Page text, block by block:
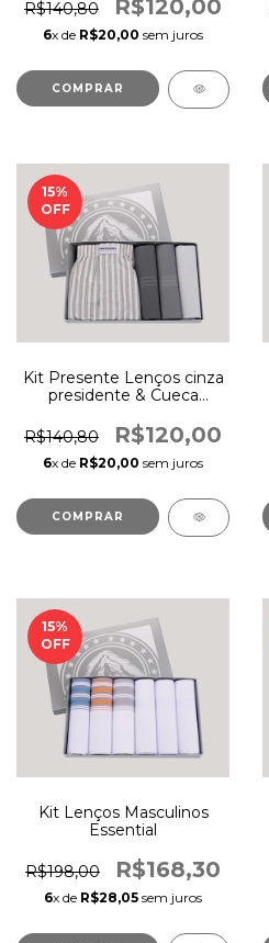
R$140,80 R$120,00
6x de R$20,00 sem juros
COMPRAR
15%
OFF
Kit Presente Lenços cinza
presidente & Cueca
R$140,80
R$120,00
6x de R$20,00 sem juros
COMPRAR
15%
OFF
Kit Lenços Masculinos
Essential
R$198,00 R$168,30
6x de R$28,05 sem juros